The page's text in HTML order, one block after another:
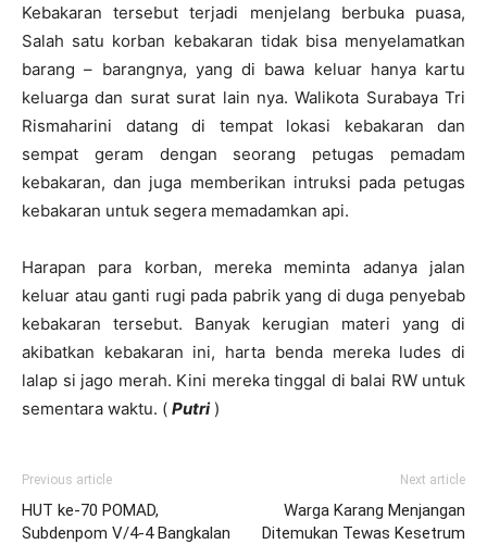
Kebakaran tersebut terjadi menjelang berbuka puasa,
Salah satu korban kebakaran tidak bisa menyelamatkan
barang – barangnya, yang di bawa keluar hanya kartu
keluarga dan surat surat lain nya. Walikota Surabaya Tri
Rismaharini datang di tempat lokasi kebakaran dan
sempat geram dengan seorang petugas pemadam
kebakaran, dan juga memberikan intruksi pada petugas
kebakaran untuk segera memadamkan api.
Harapan para korban, mereka meminta adanya jalan
keluar atau ganti rugi pada pabrik yang di duga penyebab
kebakaran tersebut. Banyak kerugian materi yang di
akibatkan kebakaran ini, harta benda mereka ludes di
lalap si jago merah. Kini mereka tinggal di balai RW untuk
sementara waktu. ( Putri)
Previous article
HUT ke-70 POMAD,
Subdenpom V/4-4 Bangkalan
Next article
Warga Karang Menjangan
Ditemukan Tewas Kesetrum